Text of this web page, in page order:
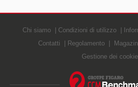
Chi siamo Condizioni di utilizzo
Contatti
Regolamento
Gestione dei cookie